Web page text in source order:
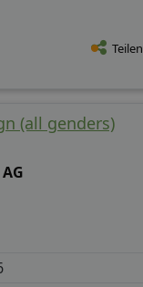
Teilen
(all genders)